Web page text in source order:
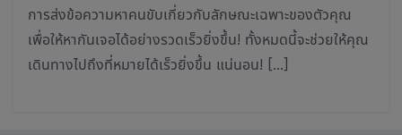
การส่งข้อความหาคนขับเกี่ยวกับลักษณะเฉพาะของตัวคุณ
เพื่อให้หากันเจอได้อย่างรวดเร็วยิ่งขึ้น! ทั้งหมดนี้จะช่วยให้คุณ
เดินทางไปถึงที่หมายได้เร็วยิ่งขึ้น แน่นอน! […]